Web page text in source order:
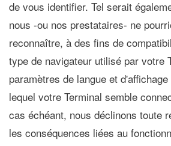
de vous identifier. Tel serait
nous -ou nos prestataires- ne
reconnaître, à des fins de
type de navigateur utilisé par votre
paramètres de langue et
lequel votre Terminal semble
cas échéant, nous déclinons toute
les conséquences liées au